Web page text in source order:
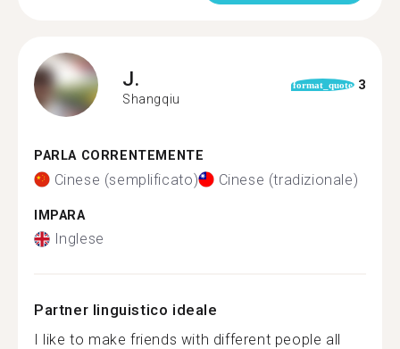
J.
Shangqiu
format_quote 3
PARLA CORRENTEMENTE
Cinese (semplificato) Cinese (tradizionale)
IMPARA
Inglese
Partner linguistico ideale
I like to make friends with different people all